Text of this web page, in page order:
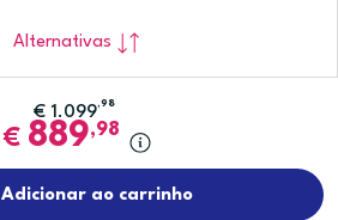
Alternativas
€ 1.099,98
€ 889,98
Adicionar ao carrinho